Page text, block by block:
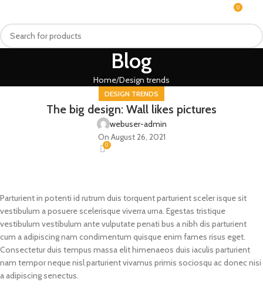
0
Blog
Home Design trends
DESIGN TRENDS
The big design: Wall likes pictures
webuser-admin
On August 26, 2021
0
Parturient in potenti id rutrum duis torquent parturient sceler isque sit
vestibulum a posuere scelerisque viverra urna. Egestas tristique
vestibulum vestibulum ante vulputate penati bus a nibh dis parturient
cum a adipiscing nam condimentum quisque enim fames risus eget.
Consectetur duis tempus massa elit himenaeos duis iaculis parturient
nam tempor neque nisl parturient vivamus primis sociosqu ac donec nisi
a adipiscing senectus.